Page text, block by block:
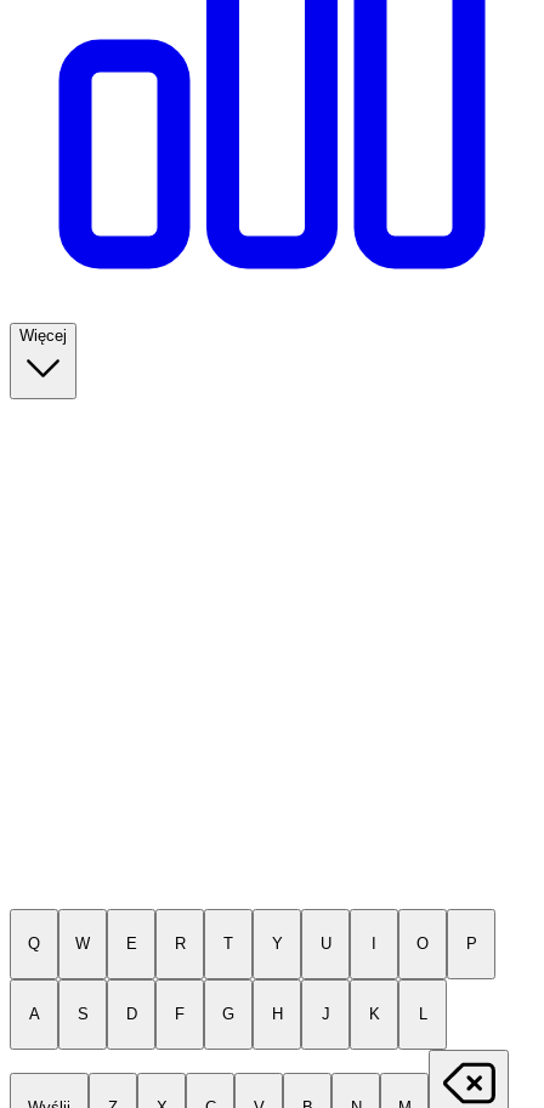
Więcej
Q W E R T Y U O P
A S D F G H J K L